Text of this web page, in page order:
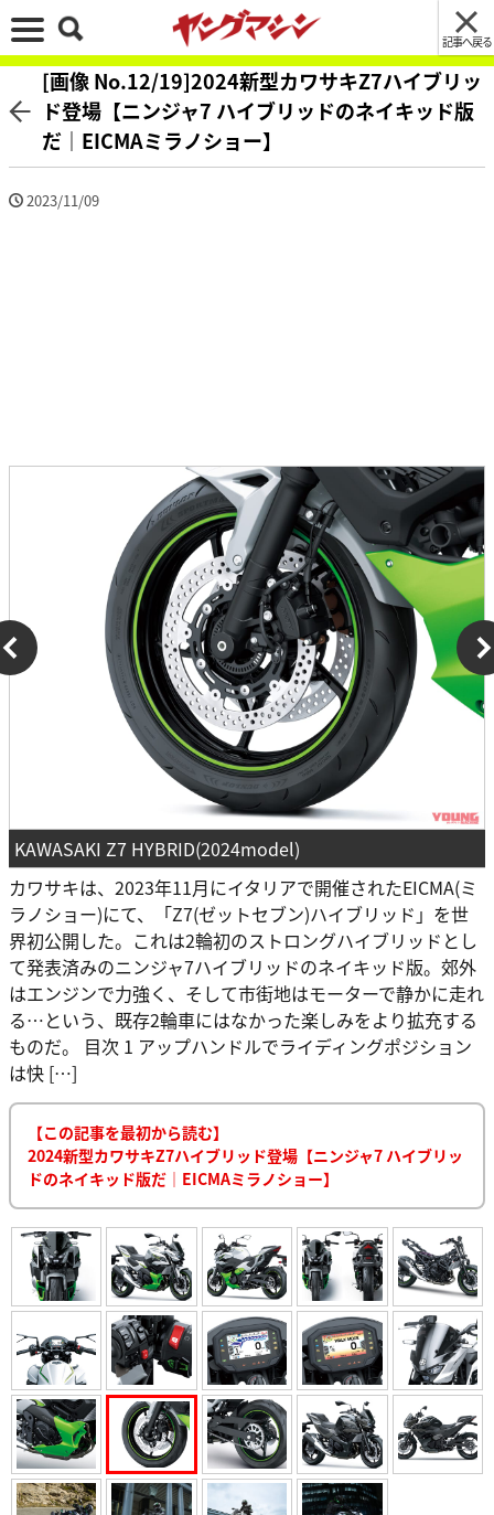
記事へ戻る
[画像 No.12/19]2024新型カワサキZ7ハイブリッ
ド登場【ニンジャ7 ハイブリッドのネイキッド版
だ｜EICMAミラノショー】
2023/11/09
KAWASAKI Z7 HYBRID(2024model)
カワサキは、2023年11月にイタリアで開催されたEICMA(ミ
ラノショー)にて、「Z7(ゼットセブン)ハイブリッド」を世
界初公開した。これは2輪初のストロングハイブリッドとし
て発表済みのニンジャ7ハイブリッドのネイキッド版。郊外
はエンジンで力強く、そして市街地はモーターで静かに走れ
る…という、既存2輪車にはなかった楽しみをより拡充する
ものだ。 目次 1 アップハンドルでライディングポジション
は快 […]
【この記事を最初から読む】
2024新型カワサキZ7ハイブリッド登場【ニンジャ7 ハイブリッ
ドのネイキッド版だ｜EICMAミラノショー】